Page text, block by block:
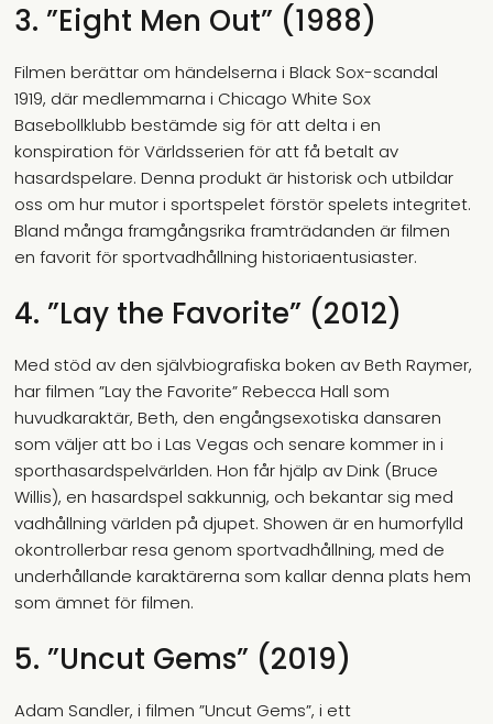
3. ”Eight Men Out” (1988)
Filmen berättar om händelserna i Black Sox-scandal
1919, där medlemmarna i Chicago White Sox
Basebollklubb bestämde sig för att delta i en
konspiration för Världsserien för att få betalt av
hasardspelare. Denna produkt är historisk och utbildar
oss om hur mutor i sportspelet förstör spelets integritet.
Bland många framgångsrika framträdanden är filmen
en favorit för sportvadhållning historiaentusiaster.
4. ”Lay the Favorite” (2012)
Med stöd av den självbiografiska boken av Beth Raymer,
har filmen ”Lay the Favorite” Rebecca Hall som
huvudkaraktär, Beth, den engångsexotiska dansaren
som väljer att bo i Las Vegas och senare kommer in i
sporthasardspelvärlden. Hon får hjälp av Dink (Bruce
Willis), en hasardspel sakkunnig, och bekantar sig med
vadhållning världen på djupet. Showen är en humorfylld
okontrollerbar resa genom sportvadhållning, med de
underhållande karaktärerna som kallar denna plats hem
som ämnet för filmen.
5. ”Uncut Gems” (2019)
Adam Sandler, i filmen ”Uncut Gems”, i ett